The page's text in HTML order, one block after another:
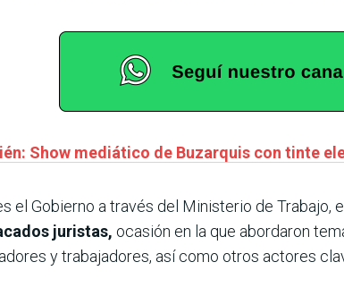
Show mediático de Buzarquis con tinte
el Gobierno a través del Ministerio de Trabajo,
juristas, ocasión en la que abordaron
y trabajadores, así como otros actores